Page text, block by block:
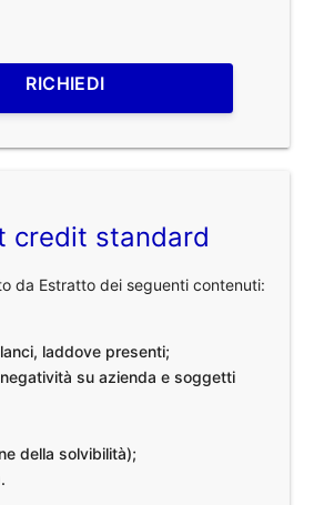
RICHIEDI
credit standard
da Estratto dei seguenti contenuti:
laddove presenti;
su azienda e soggetti
della solvibilità);